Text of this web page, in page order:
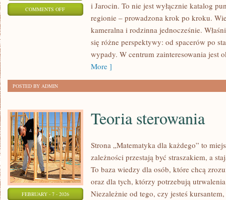
COMMENTS OFFON
WIELKOPOLSKA
i Jarocin. To nie jest wyłącznie katalog
regionie – prowadzona krok po kroku.
kameralna i rodzinna jednocześnie.
się różne perspektywy: od spacerów po
wypady. W centrum zainteresowania jest
More ]
POSTED BY ADMIN
FEBRUARY - 7 - 2026
Teoria sterowania
Strona „Matematyka dla każdego” to
zależności przestają być straszakiem, a
To baza wiedzy dla osób, które chcą
oraz dla tych, którzy potrzebują
Niezależnie od tego, czy jesteś